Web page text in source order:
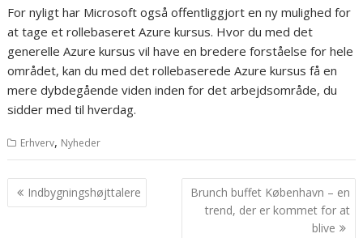
For nyligt har Microsoft også offentliggjort en ny mulighed for
at tage et rollebaseret Azure kursus. Hvor du med det
generelle Azure kursus vil have en bredere forståelse for hele
området, kan du med det rollebaserede Azure kursus få en
mere dybdegående viden inden for det arbejdsområde, du
sidder med til hverdag.
Erhverv, Nyheder
Indlægsnavigation
Indbygningshøjttalere
Brunch buffet København – en
trend, der er kommet for at
blive